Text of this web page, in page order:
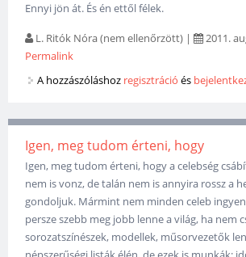
Ennyi jön át. És én ettől félek.
L. Ritók Nóra (nem ellenőrzött) | 2011.
Permalink
A hozzászóláshoz regisztráció és
Igen, meg tudom érteni, hogy
Igen, meg tudom érteni, hogy a celebség
nem is vonz, de talán nem is annyira rossz a
gondoljuk. Mármint nem minden celeb
persze szebb meg jobb lenne a világ, ha nem
sorozatszínészek, modellek, műsorvezetők